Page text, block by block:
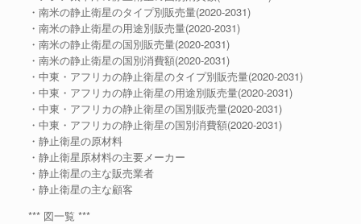
・南米の静止衛星のタイプ別販売量(2020-2031)
・南米の静止衛星の用途別販売量(2020-2031)
・南米の静止衛星の国別販売量(2020-2031)
・南米の静止衛星の国別消費額(2020-2031)
・中東・アフリカの静止衛星のタイプ別販売量(2020-2031)
・中東・アフリカの静止衛星の用途別販売量(2020-2031)
・中東・アフリカの静止衛星の国別販売量(2020-2031)
・中東・アフリカの静止衛星の国別消費額(2020-2031)
・静止衛星の原材料
・静止衛星原材料の主要メーカー
・静止衛星の主な販売業者
・静止衛星の主な顧客
*** 図一覧 ***